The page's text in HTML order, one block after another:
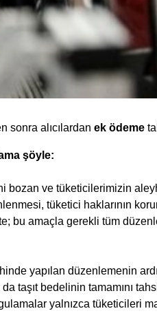
sonra alıcılardan ek ödeme
şöyle:
bozan ve tüketicilerimizin
tüketici haklarının
bu amaçla gerekli tüm
yapılan düzenlemenin
taşıt bedelinin tamamını
yalnızca tüketicileri